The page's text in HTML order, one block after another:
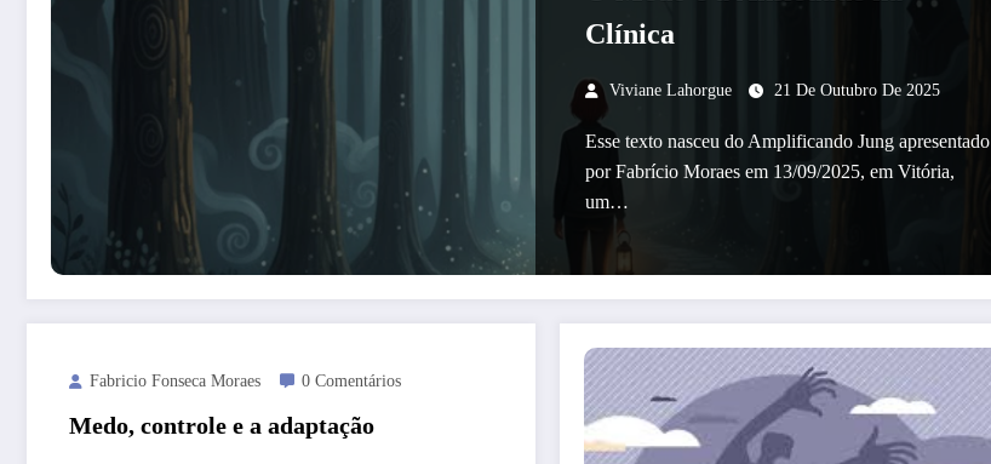
Clínica
Viviane Lahorgue 21 De Outubro De 2025
Esse texto nasceu do Amplificando Jung apresentado
por Fabrício Moraes em 13/09/2025, em Vitória,
um…
Fabricio Fonseca Moraes 0 Comentários
Medo, controle e a adaptação